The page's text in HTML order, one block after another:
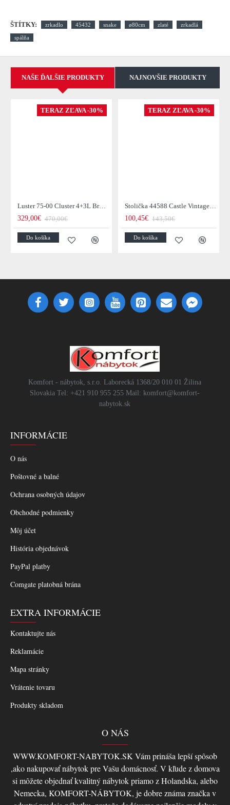
ŠTÍTKY: zrkadlo 45432 snake ø80cm zlaté zrkadlá
spálňa
NAŠE ĎALŠIE PRODUKTY NAJNOVŠIE PRODUKTY
TERAZ ZĽAVA -30%
Luster 75-00 Cluster 4+3L Brown + Jantar Glass
329,00€ 470,00€
Do košíka
TERAZ ZĽAVA -30%
Stolička 44588 Castle Vintage Black
100,45€ 143,50€
Do košíka
Komfort - nábytok, s.r.o. Laborecká 1368/20 010 01 Žilina
Slovakia Tel: +421 910 955 255 Mail: komfort@komfort-
nabytok.sk
INFORMÁCIE
O nás
Poštovné a balné
Ochrana osobných údajov
Obchodné podmienky
Môj účet
História objednávok
PayPal platby
Comgate platobná brána
EXTRA INFORMÁCIE
Kontaktujte nás
Reklamácie
Mapa stránky
Vrátenie tovaru
Produkty skladom
O NÁS
WWW.KOMFORT-NABYTOK.SK Vám prináša lepší spôsob
,ako nakupovať nábytok pre Vašu domácnosť. V kľude z domova
si môžete objednať kvalitný nábytok priamo z Holandska, alebo
Nemecka, KOMFORT-NÁBYTOK, je dobre známa značka v